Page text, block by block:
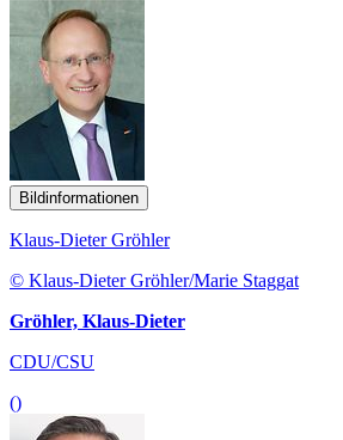
Bildinformationen
Klaus-Dieter Gröhler
© Klaus-Dieter Gröhler/Marie Staggat
Gröhler, Klaus-Dieter
CDU/CSU
()